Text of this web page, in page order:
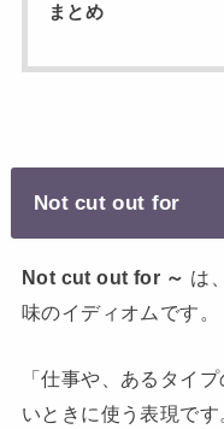
まとめ
Not cut out for
Not cut out for ～ は
味のイディオムです。
「仕事や、あるタイ
いときに使う表現です